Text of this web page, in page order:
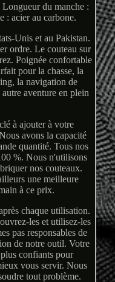
du manche :
: acier au carbone.
Unis et au Pakistan.
ordre. Le couteau sur
Poignée confortable
pour la chasse, la
la navigation de
aventure en plein
à ajouter à votre
avons la capacité
quantité. Tous nos
%. Nous n'utilisons
nos couteaux.
une meilleure
à ce prix.
chaque utilisation.
les et utilisez-les
pas responsables de
de notre outil. Votre
confiants pour
vous servir. Nous
tout problème.